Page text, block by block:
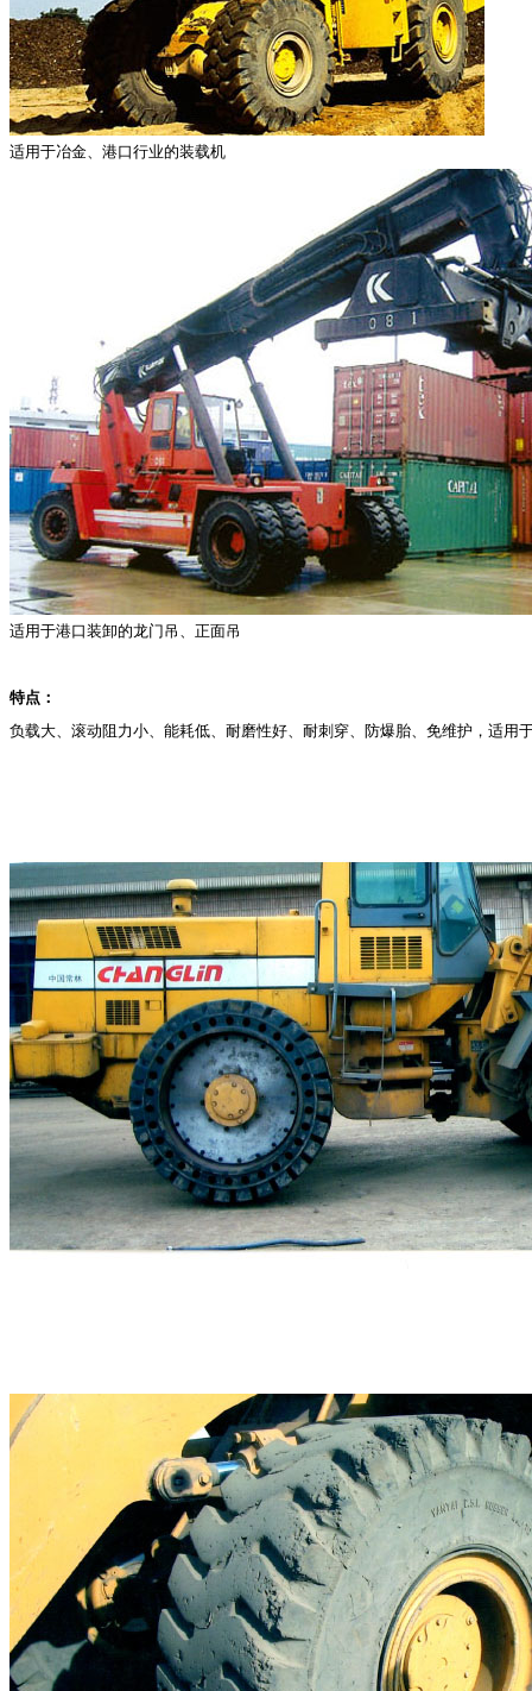
适用于冶金、港口行业的装载机
适用于港口装卸的龙门吊、正面吊
特点：
负载大、滚动阻力小、能耗低、耐磨性好、耐刺穿、防爆胎、免维护，适用